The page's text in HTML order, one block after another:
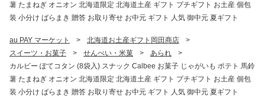
薯 たまねぎ オニオン 北海道限定 北海道土産 ギフト プチギフト お土産 個包
装 小分け ばらまき 贈答 お取り寄せ お中元 ギフト 人気 御中元 夏ギフト
au PAY マーケット > 北海道お土産ギフト岡田商店
>
スイーツ・お菓子
> せんべい・米菓 > あられ
>
カルビー ぽてコタン (8袋入) スナック Calbee お菓子 じゃがいも ポテト 馬鈴
薯 たまねぎ オニオン 北海道限定 北海道土産 ギフト プチギフト お土産 個包
装 小分け ばらまき 贈答 お取り寄せ お中元 ギフト 人気 御中元 夏ギフト